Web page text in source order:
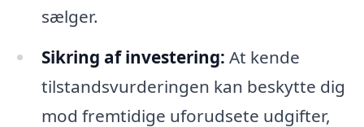
sælger.
Sikring af investering: At kende
tilstandsvurderingen kan beskytte dig
mod fremtidige uforudsete udgifter,